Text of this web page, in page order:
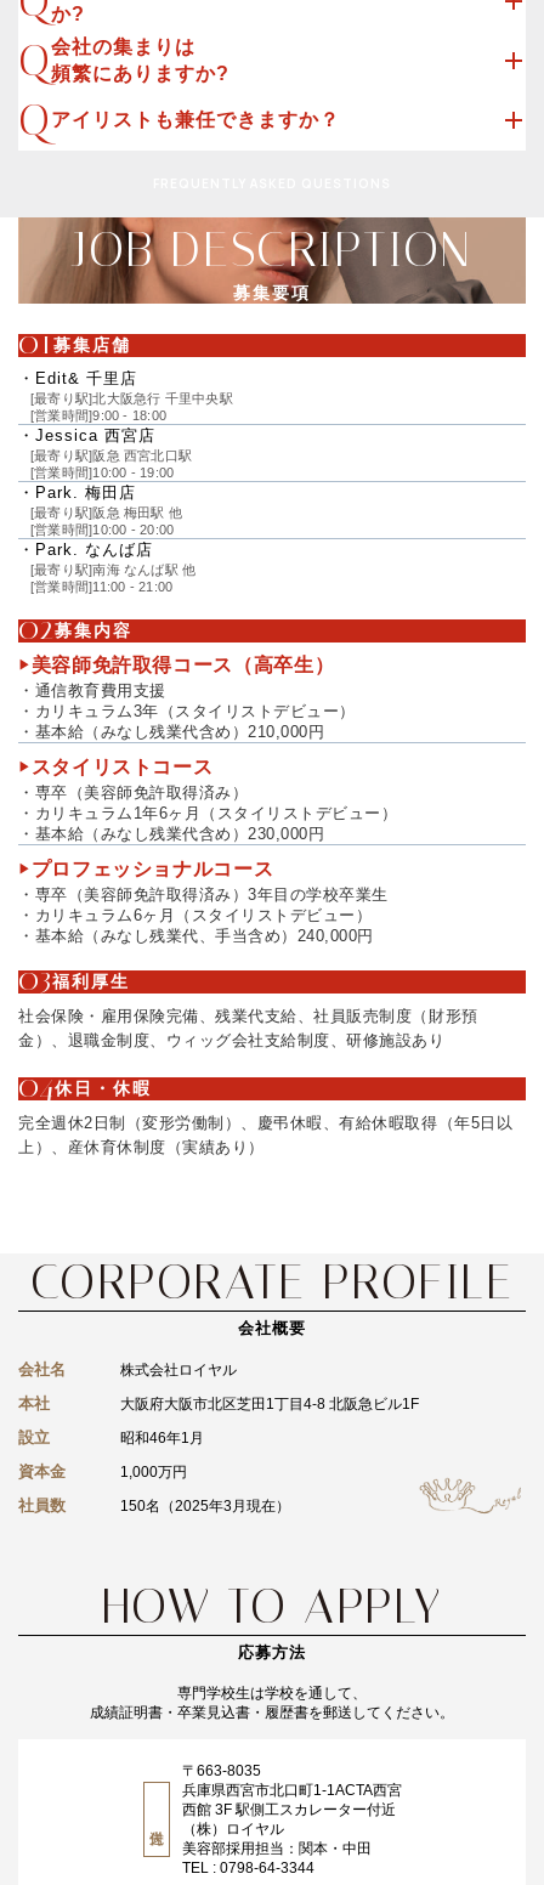
か?
アイリストも兼任できますか？
会社の集まりは
頻繁にありますか?
募集要項
募集店舗
Edit& 千里店
[最寄り駅]北大阪急行 千里中央駅
[営業時間]9:00 - 18:00
Jessica 西宮店
[最寄り駅]阪急 西宮北口駅
[営業時間]10:00 - 19:00
Park. 梅田店
[最寄り駅]阪急 梅田駅 他
[営業時間]10:00 - 20:00
Park. なんば店
[最寄り駅]南海 なんば駅 他
[営業時間]11:00 - 21:00
募集内容
美容師免許取得コース（高卒生）
通信教育費用支援
カリキュラム3年（スタイリストデビュー）
基本給（みなし残業代含め）210,000円
スタイリストコース
専卒（美容師免許取得済み）
カリキュラム1年6ヶ月（スタイリストデビュー）
基本給（みなし残業代含め）230,000円
プロフェッショナルコース
専卒（美容師免許取得済み）3年目の学校卒業生
カリキュラム6ヶ月（スタイリストデビュー）
基本給（みなし残業代、手当含め）240,000円
福利厚生
社会保険・雇用保険完備、残業代支給、社員販売制度（財形預
金）、退職金制度、ウィッグ会社支給制度、研修施設あり
休日・休暇
完全週休2日制（変形労働制）、慶弔休暇、有給休暇取得（年5日以
上）、産休育休制度（実績あり）
会社概要
会社名 株式会社ロイヤル
本社 大阪府大阪市北区芝田1丁目4-8 北阪急ビル1F
設立 昭和46年1月
資本金 1,000万円
社員数 150名（2025年3月現在）
応募方法
専門学校生は学校を通して、
成績証明書・卒業見込書・履歴書を郵送してください。
〒663-8035
兵庫県西宮市北口町1-1ACTA西宮
西館 3F 駅側工スカレーター付近
（株）ロイヤル
美容部採用担当：関本・中田
TEL : 0798-64-3344